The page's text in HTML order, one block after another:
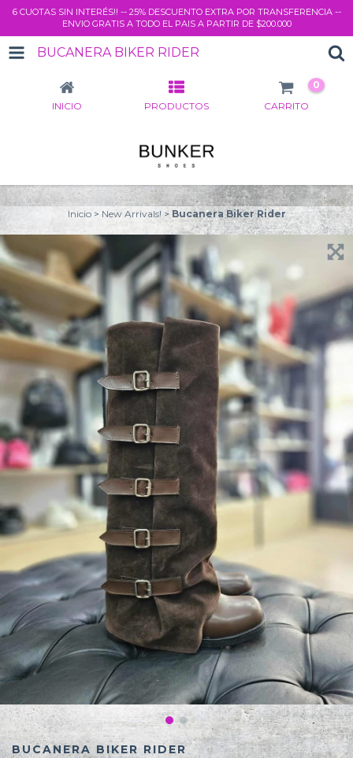
6 CUOTAS SIN INTERÉS!! -- 25% DESCUENTO EXTRA POR TRANSFERENCIA --
ENVIO GRATIS A TODO EL PAIS A PARTIR DE $200.000
BUCANERA BIKER RIDER
INICIO PRODUCTOS CARRITO
0
Inicio > New Arrivals! > Bucanera Biker Rider
BUCANERA BIKER RIDER